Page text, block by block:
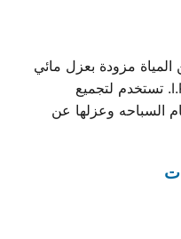
المياة مزودة بعزل مائي
مضاعف مطابق لكود الحماية I.P.68. تستخدم لتجميع
السباحه وعزلها عن